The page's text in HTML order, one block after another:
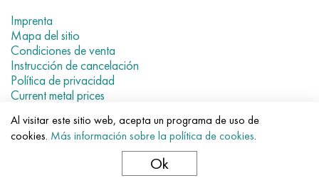
Imprenta
Mapa del sitio
Condiciones de venta
Instrucción de cancelación
Política de privacidad
Current metal prices
© 2007–2026 «Evek GmbH»
El uso de los materiales de la web sin enlaces directos para el
Al visitar este sitio web, acepta un programa de uso de
cookies. Más información sobre la política de cookies.
Ok
udimet 500
udimet 720